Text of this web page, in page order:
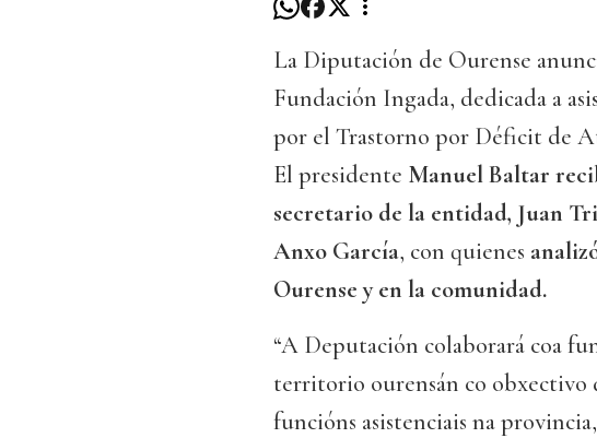
La Diputación de Ourense
Fundación Ingada, dedicada a
por el Trastorno por Déficit de
El presidente Manuel Baltar
secretario de la entidad, Juan
Anxo García, con quienes
Ourense y en la comunidad.
“A Deputación colaborará coa
territorio ourensán co obxectivo
funcións asistenciais na